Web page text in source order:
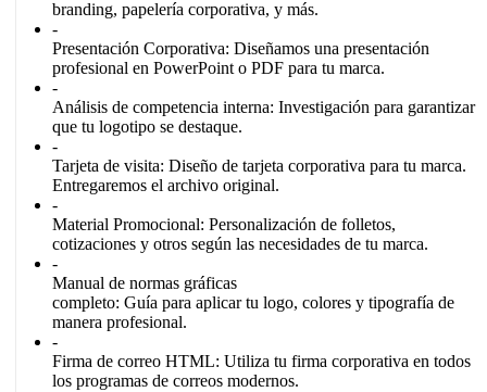
branding, papelería corporativa, y más.
-
Presentación Corporativa: Diseñamos una presentación
profesional en PowerPoint o PDF para tu marca.
-
Análisis de competencia interna: Investigación para garantizar
que tu logotipo se destaque.
-
Tarjeta de visita: Diseño de tarjeta corporativa para tu marca.
Entregaremos el archivo original.
-
Material Promocional: Personalización de folletos,
cotizaciones y otros según las necesidades de tu marca.
-
Manual de normas gráficas
completo: Guía para aplicar tu logo, colores y tipografía de
manera profesional.
-
Firma de correo HTML: Utiliza tu firma corporativa en todos
los programas de correos modernos.